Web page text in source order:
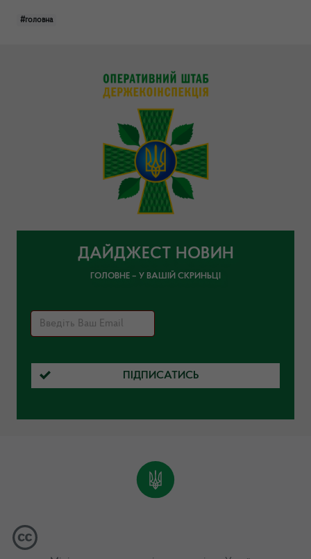
#головна
ДАЙДЖЕСТ НОВИН
ГОЛОВНЕ – У ВАШІЙ СКРИНЬЦІ
ПІДПИСАТИСЬ